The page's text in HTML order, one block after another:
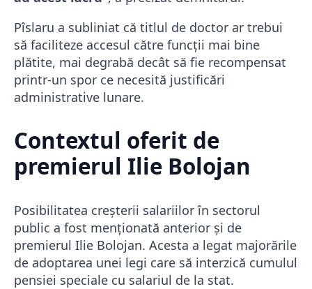
Pîslaru a subliniat că titlul de doctor ar trebui
să faciliteze accesul către funcții mai bine
plătite, mai degrabă decât să fie recompensat
printr-un spor ce necesită justificări
administrative lunare.
Contextul oferit de
premierul Ilie Bolojan
Posibilitatea creșterii salariilor în sectorul
public a fost menționată anterior și de
premierul Ilie Bolojan. Acesta a legat majorările
de adoptarea unei legi care să interzică cumulul
pensiei speciale cu salariul de la stat.